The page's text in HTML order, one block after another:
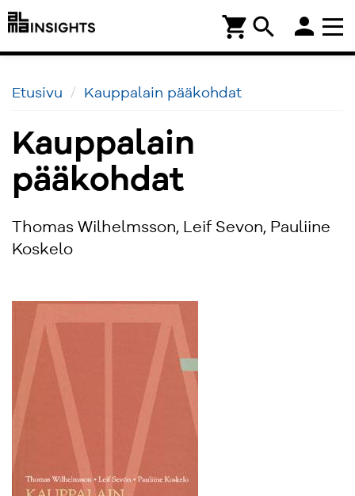
search
shopping_cart person
Etusivu Kauppalain pääkohdat
Kauppalain
pääkohdat
Thomas Wilhelmsson, Leif Sevon, Pauliine
Koskelo